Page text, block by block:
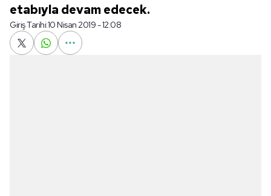
etabıyla devam edecek.
Giriş Tarihi:10 Nisan 2019 - 12:08